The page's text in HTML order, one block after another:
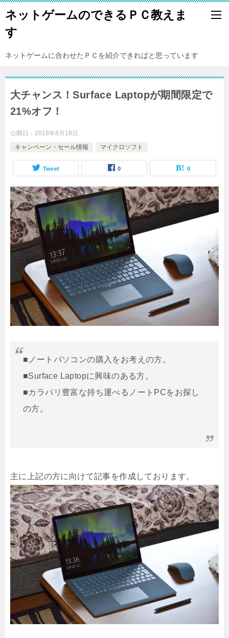
ネットゲームのできるＰＣ教えま
す
ネットゲームに合わせたＰＣを紹介できればと思っています
大チャンス！Surface Laptopが期間限定で
21%オフ！
公開日： 2018年8月18日
キャンペーン・セール情報
マイクロソフト
Tweet 0 0
■ノートパソコンの購入をお考えの方。
■Surface Laptopに興味のある方。
■カラバリ豊富な持ち運べるノートPCをお探し
の方。
主に上記の方に向けて記事を作成しております。